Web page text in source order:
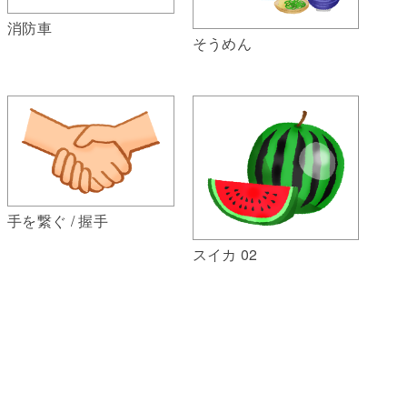
消防車
そうめん
手を繋ぐ / 握手
スイカ 02